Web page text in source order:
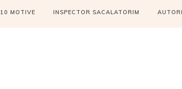
10 MOTIVE INSPECTOR SACALATORIM AUTORI